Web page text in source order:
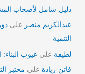
دليل شامل لأصحاب
عبدالكريم منصر على
التنمية
لطيفة على عيوب
فاتن زيادة على مختبر